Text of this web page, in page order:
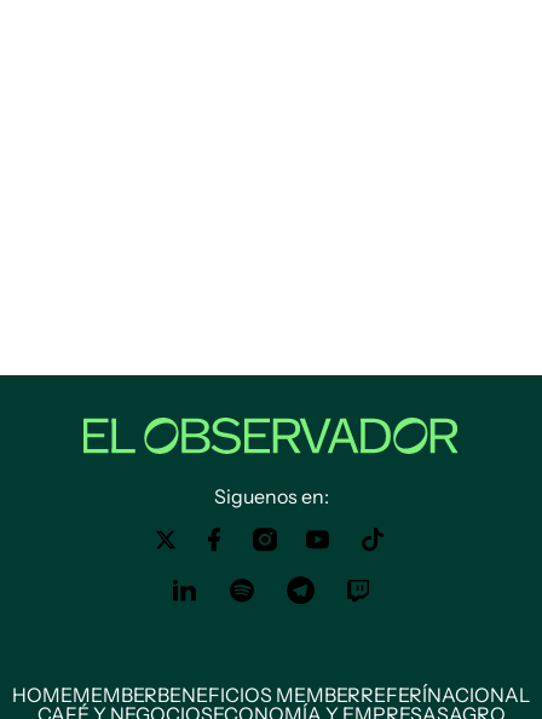
Siguenos en:
HOMEMEMBERBENEFICIOS MEMBERREFERÍNACIONAL